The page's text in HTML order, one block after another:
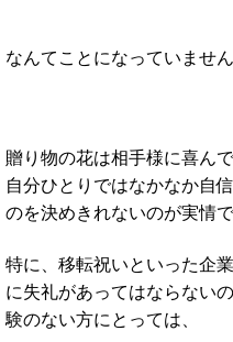
なんてことになっていませ
贈り物の花は相手様に喜ん
自分ひとりではなかなか自
のを決めきれないのが実情で
特に、移転祝いといった企
に失礼があってはならないの
験のない方にとっては、